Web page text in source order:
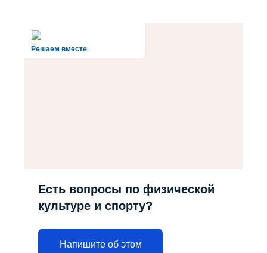
Решаем вместе
Есть вопросы по физической
культуре и спорту?
Напишите об этом